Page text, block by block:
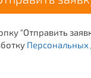
"Отправить